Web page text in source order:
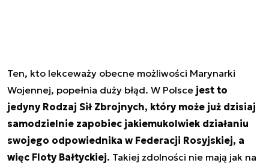
Ten, kto lekceważy obecne możliwości Marynarki
Wojennej, popełnia duży błąd. W Polsce jest to
jedyny Rodzaj Sił Zbrojnych, który może już dzisiaj
samodzielnie zapobiec jakiemukolwiek działaniu
swojego odpowiednika w Federacji Rosyjskiej, a
więc Floty Bałtyckiej. Takiej zdolności nie mają jak na